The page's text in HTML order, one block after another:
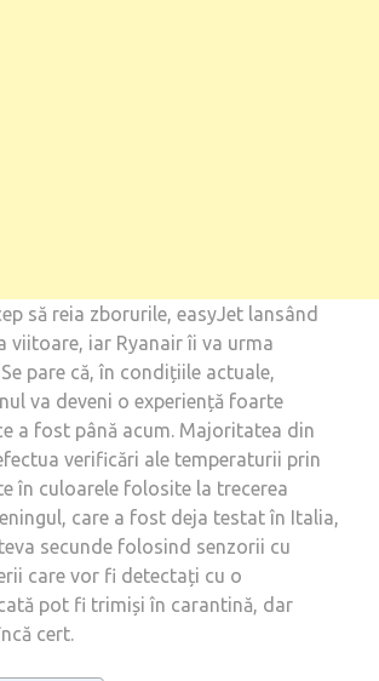
să reia zborurile, easyJet lansând
viitoare, iar Ryanair îi va urma
pare că, în condițiile actuale,
va deveni o experiență foarte
a fost până acum. Majoritatea din
verificări ale temperaturii prin
în culoarele folosite la trecerea
care a fost deja testat în Italia,
secunde folosind senzorii cu
care vor fi detectați cu o
pot fi trimiși în carantină, dar
cert.